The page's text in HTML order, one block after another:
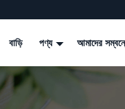
বাড়ি পণ্য আমাদের